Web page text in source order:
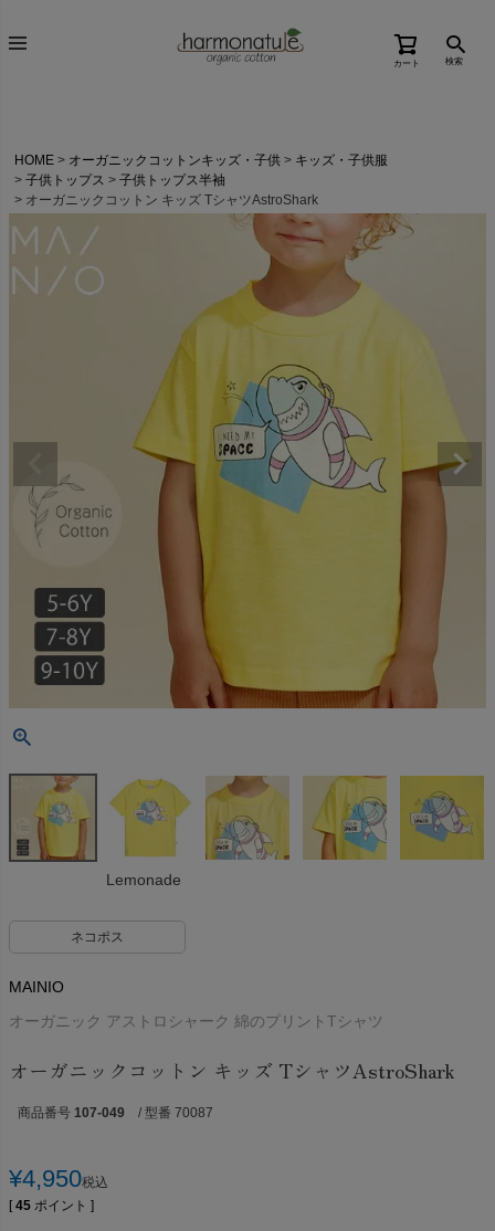
カート 検索
HOME オーガニックコットンキッズ・子供
キッズ・子供服
子供トップス
子供トップス半袖
オーガニックコットン キッズ TシャツAstroShark
Lemonade
ネコポス
MAINIO
オーガニック アストロシャーク 綿のプリントTシャツ
オーガニックコットン キッズ TシャツAstroShark
商品番号 107-049 / 型番 70087
¥4,950税込
[ 45 ポイント ]